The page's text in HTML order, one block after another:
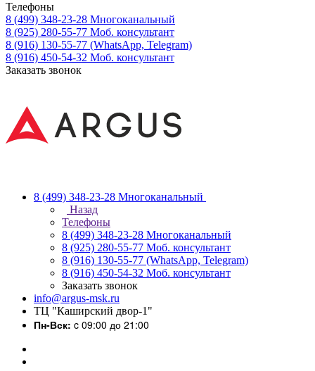
Телефоны
8 (499) 348-23-28 Многоканальный
8 (925) 280-55-77 Моб. консультант
8 (916) 130-55-77 (WhatsApp, Telegram)
8 (916) 450-54-32 Моб. консультант
Заказать звонок
8 (499) 348-23-28 Многоканальный
Назад
Телефоны
8 (499) 348-23-28 Многоканальный
8 (925) 280-55-77 Моб. консультант
8 (916) 130-55-77 (WhatsApp, Telegram)
8 (916) 450-54-32 Моб. консультант
Заказать звонок
info@argus-msk.ru
ТЦ "Каширский двор-1"
Пн-Вск: c 09:00 до 21:00